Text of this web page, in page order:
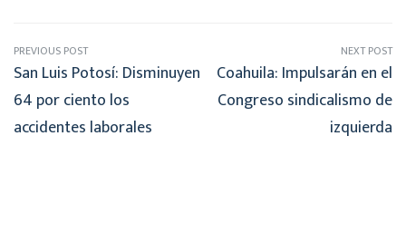
PREVIOUS POST
San Luis Potosí: Disminuyen
64 por ciento los
accidentes laborales
NEXT POST
Coahuila: Impulsarán en el
Congreso sindicalismo de
izquierda